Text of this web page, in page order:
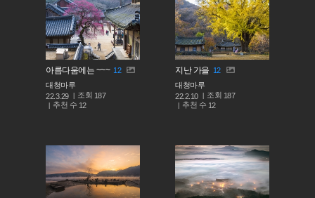
아름다움에는 ~~~ 12
대청마루
22.3.29
조회 187
추천 수 12
지난 가을 12
대청마루
22.2.10
조회 187
추천 수 12